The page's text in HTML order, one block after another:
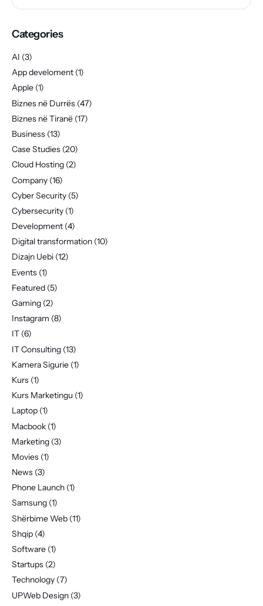
Categories
AI (3)
App develoment (1)
Apple (1)
Biznes në Durrës (47)
Biznes në Tiranë (17)
Business (13)
Case Studies (20)
Cloud Hosting (2)
Company (16)
Cyber Security (5)
Cybersecurity (1)
Development (4)
Digital transformation (10)
Dizajn Uebi (12)
Events (1)
Featured (5)
Gaming (2)
Instagram (8)
IT (6)
IT Consulting (13)
Kamera Sigurie (1)
Kurs (1)
Kurs Marketingu (1)
Laptop (1)
Macbook (1)
Marketing (3)
Movies (1)
News (3)
Phone Launch (1)
Samsung (1)
Shërbime Web (11)
Shqip (4)
Software (1)
Startups (2)
Technology (7)
UPWeb Design (3)